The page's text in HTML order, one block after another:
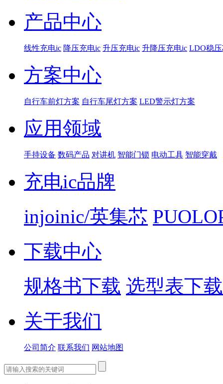
产品中心
线性充电ic 降压充电ic 升压充电ic 升降压充电ic LDO稳
方案中心
自行车前灯方案 自行车尾灯方案 LED警示灯方案
应用领域
手持设备 数码产品 对讲机 智能门锁 电动工具 智能穿戴
充电ic品牌
injoinic/英集芯
下载中心
规格书下载 选型表下载
关于我们
公司简介 联系我们 网站地图